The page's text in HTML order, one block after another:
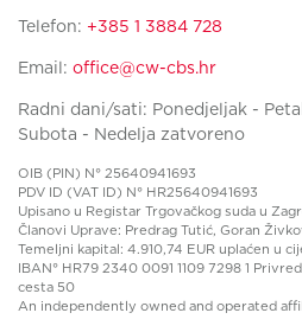
Telefon: +385 1 3884 728
Email: office@cw-cbs.hr
Radni dani/sati: Ponedjeljak -
Subota - Nedelja zatvoreno
OIB (PIN) N° 25640941693
PDV ID (VAT ID) N° HR25640941693
Upisano u Registar Trgovačkog suda u
Članovi Uprave: Predrag Tutić, Goran
Temeljni kapital: 4.910,74 EUR uplaćen u
IBAN° HR79 2340 0091 1109 7298 1
cesta 50
An independently owned and operated